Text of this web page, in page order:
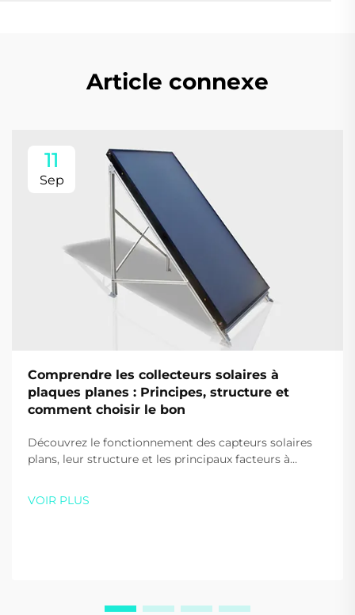
Article connexe
11
Sep
Comprendre les collecteurs solaires à
plaques planes : Principes, structure et
comment choisir le bon
Découvrez le fonctionnement des capteurs solaires
plans, leur structure et les principaux facteurs à
les économies — téléchargez gratuitement notre
VOIR PLUS